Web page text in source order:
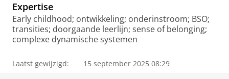
a
l
Expertise
Early childhood; ontwikkeling; onderinstroom; BSO;
transities; doorgaande leerlijn; sense of belonging;
complexe dynamische systemen
Laatst gewijzigd: 15 september 2025 08:29